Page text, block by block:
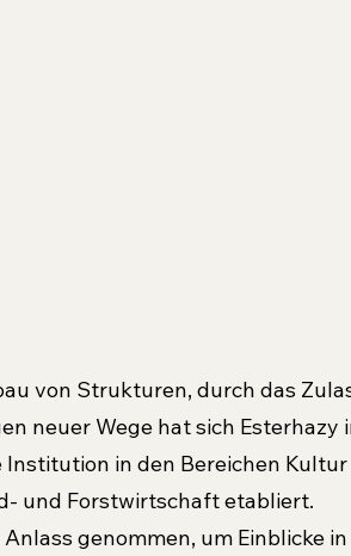
von Strukturen, durch das
neuer Wege hat sich Esterhazy
in den Bereichen Kultur
und Forstwirtschaft etabliert.
genommen, um Einblicke